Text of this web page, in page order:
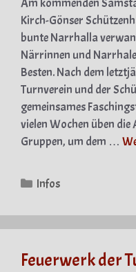
Am kommenden
Kirch-Gönser
bunte Narrhalla
Närrinnen und
Besten. Nach dem
Turnverein und der
gemeinsames
vielen Wochen üben die
Gruppen, um dem …
Kategorien
Infos
Feuerwerk der